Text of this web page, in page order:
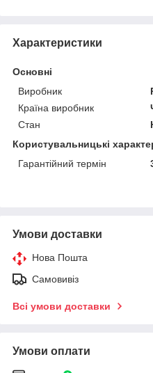
Характеристики
Основні
Виробник
Країна виробник
Стан
Користувальницькі
Гарантійний термін
Умови доставки
Нова Пошта
Самовивіз
Всі умови доставки
Умови оплати